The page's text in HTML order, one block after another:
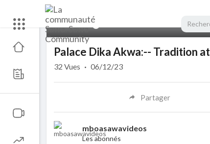
00:00
Palace Dika Akwa:-- Tradition
32 Vues · 06/12/23
Partager
mboasawavideos
Les abonnés